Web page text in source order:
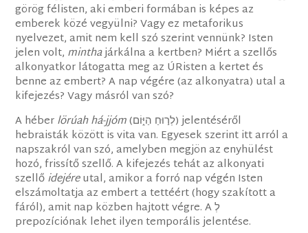
görög félisten, aki emberi formában is képes az
emberek közé vegyülni? Vagy ez metaforikus
nyelvezet, amit nem kell szó szerint vennünk? Isten
jelen volt, minthajárkálna a kertben? Miért a szellős
alkonyatkor látogatta meg az ÚRisten a kertet és
benne az embert? A nap végére (az alkonyatra) utal a
kifejezés? Vagy másról van szó?
A héberlörúah há-jjóm(לְר֣וּחַ הַיּ֑וֹם) jelentéséről
hebraisták között is vita van. Egyesek szerint itt arról a
napszakról van szó, amelyben megjön az enyhülést
hozó, frissítő szellő. A kifejezés tehát az alkonyati
szellőidejéreutal, amikor a forró nap végén Isten
elszámoltatja az embert a tettéért (hogy szakított a
fáról), amit nap közben hajtott végre. A לְ
prepozíciónak lehet ilyen temporális jelentése.